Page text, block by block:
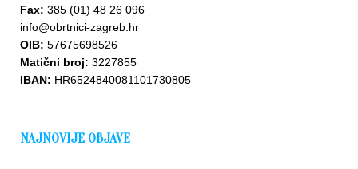
Upišite
se u
bazu
Fax: 385 (01) 48 26 096
info@obrtnici-zagreb.hr
OIB: 57675698526
Matični broj: 3227855
IBAN: HR6524840081101730805
NAJNOVIJE OBJAVE